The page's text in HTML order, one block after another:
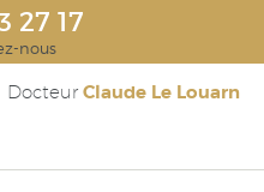
27 17
nous
Docteur Claude Le Louarn